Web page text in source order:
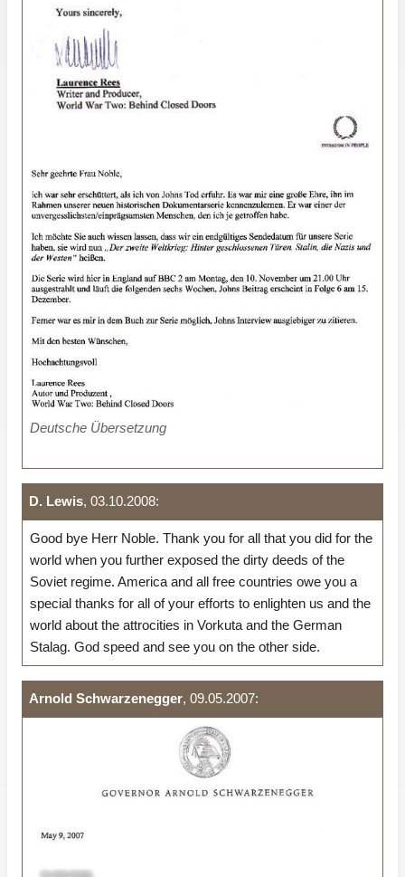
Deutsche Übersetzung
D. Lewis, 03.10.2008:
Good bye Herr Noble. Thank you for all that you did for the
world when you further exposed the dirty deeds of the
Soviet regime. America and all free countries owe you a
special thanks for all of your efforts to enlighten us and the
world about the attrocities in Vorkuta and the German
Stalag. God speed and see you on the other side.
Arnold Schwarzenegger, 09.05.2007: